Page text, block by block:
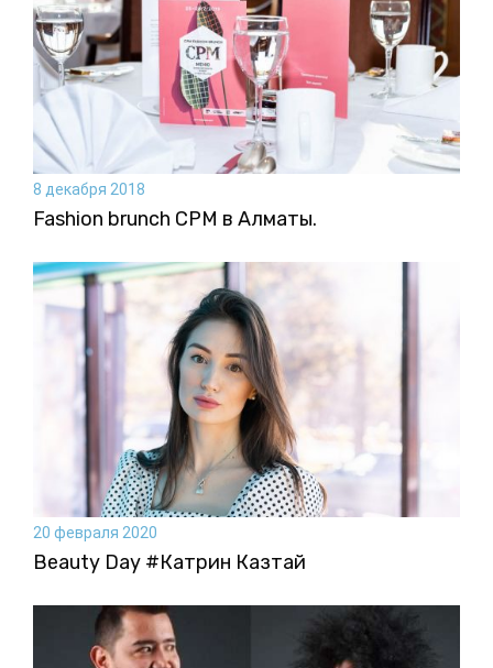
8 декабря 2018
Fashion brunch CPM в Алматы.
20 февраля 2020
Beauty Day #Катрин Казтай